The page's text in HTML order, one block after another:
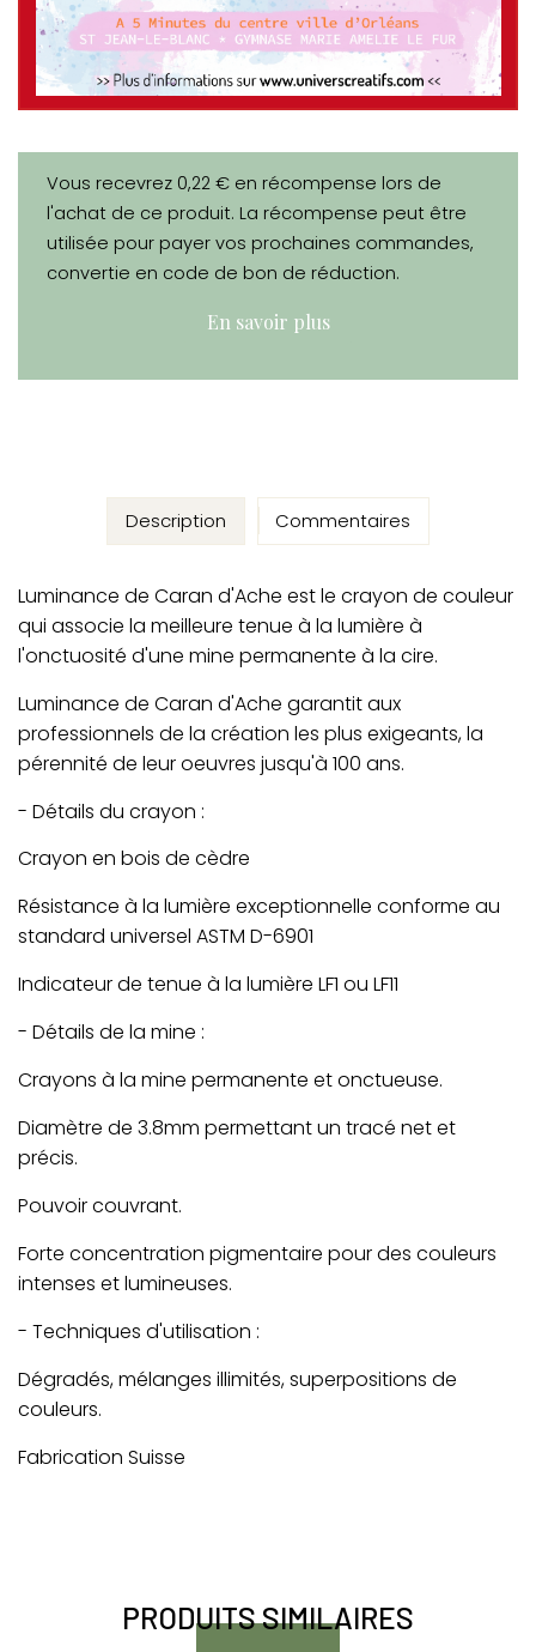
Vous recevrez 0,22 € en récompense lors de
l'achat de ce produit. La récompense peut être
utilisée pour payer vos prochaines commandes,
convertie en code de bon de réduction.
En savoir plus
Description
Luminance de Caran d'Ache est le crayon de couleur
qui associe la meilleure tenue à la lumière à
l'onctuosité d'une mine permanente à la cire.
Luminance de Caran d'Ache garantit aux
professionnels de la création les plus exigeants, la
pérennité de leur oeuvres jusqu'à 100 ans.
- Détails du crayon :
Crayon en bois de cèdre
Résistance à la lumière exceptionnelle conforme au
standard universel ASTM D-6901
Indicateur de tenue à la lumière LF1 ou LF11
- Détails de la mine :
Crayons à la mine permanente et onctueuse.
Diamètre de 3.8mm permettant un tracé net et
précis.
Pouvoir couvrant.
Forte concentration pigmentaire pour des couleurs
intenses et lumineuses.
- Techniques d'utilisation :
Dégradés, mélanges illimités, superpositions de
couleurs.
Fabrication Suisse
Commentaires
PRODUITS SIMILAIRES